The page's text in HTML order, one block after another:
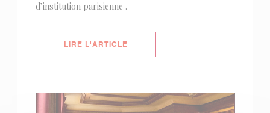
d’institution parisienne .
LIRE L'ARTICLE((OUVRE UNE NOUVELLE